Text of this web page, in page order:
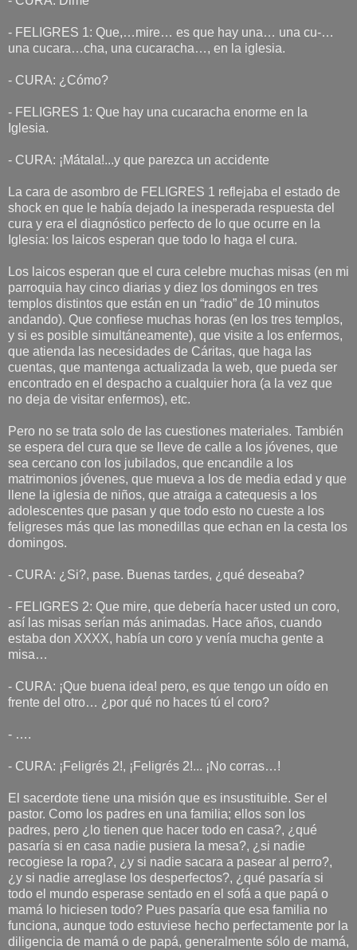
- FELIGRES 1: Que,…mire… es que hay una… una cu-…
una cucara…cha, una cucaracha…, en la iglesia.
- CURA: ¿Cómo?
- FELIGRES 1: Que hay una cucaracha enorme en la
Iglesia.
- CURA: ¡Mátala!...y que parezca un accidente
La cara de asombro de FELIGRES 1 reflejaba el estado de
shock en que le había dejado la inesperada respuesta del
cura y era el diagnóstico perfecto de lo que ocurre en la
Iglesia: los laicos esperan que todo lo haga el cura.
Los laicos esperan que el cura celebre muchas misas (en mi
parroquia hay cinco diarias y diez los domingos en tres
templos distintos que están en un “radio” de 10 minutos
andando). Que confiese muchas horas (en los tres templos,
y si es posible simultáneamente), que visite a los enfermos,
que atienda las necesidades de Cáritas, que haga las
cuentas, que mantenga actualizada la web, que pueda ser
encontrado en el despacho a cualquier hora (a la vez que
no deja de visitar enfermos), etc.
Pero no se trata solo de las cuestiones materiales. También
se espera del cura que se lleve de calle a los jóvenes, que
sea cercano con los jubilados, que encandile a los
matrimonios jóvenes, que mueva a los de media edad y que
llene la iglesia de niños, que atraiga a catequesis a los
adolescentes que pasan y que todo esto no cueste a los
feligreses más que las monedillas que echan en la cesta los
domingos.
- CURA: ¿Si?, pase. Buenas tardes, ¿qué deseaba?
- FELIGRES 2: Que mire, que debería hacer usted un coro,
así las misas serían más animadas. Hace años, cuando
estaba don XXXX, había un coro y venía mucha gente a
misa…
- CURA: ¡Que buena idea! pero, es que tengo un oído en
frente del otro… ¿por qué no haces tú el coro?
- ….
- CURA: ¡Feligrés 2!, ¡Feligrés 2!... ¡No corras…!
El sacerdote tiene una misión que es insustituible. Ser el
pastor. Como los padres en una familia; ellos son los
padres, pero ¿lo tienen que hacer todo en casa?, ¿qué
pasaría si en casa nadie pusiera la mesa?, ¿si nadie
recogiese la ropa?, ¿y si nadie sacara a pasear al perro?,
¿y si nadie arreglase los desperfectos?, ¿qué pasaría si
todo el mundo esperase sentado en el sofá a que papá o
mamá lo hiciesen todo? Pues pasaría que esa familia no
funciona, aunque todo estuviese hecho perfectamente por la
diligencia de mamá o de papá, generalmente sólo de mamá,